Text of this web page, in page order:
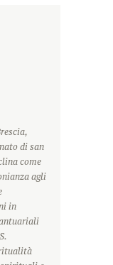
di san
come
agli
in